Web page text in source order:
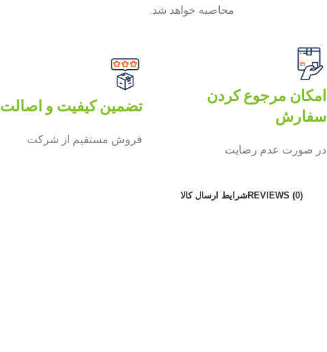
محاصبه خواهد شد.
امکان مرجوع کردن
سفارش
در صورت عدم رضایت
تضمین کیفیت و اصالت
فروش مستقیم از شرکت
REVIEWS (0)شرایط ارسال کالا